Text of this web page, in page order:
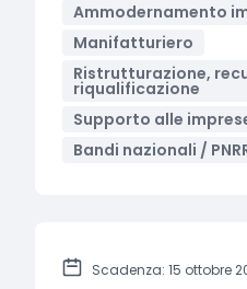
Ammodernamento
Manifatturiero
Ristrutturazione,
riqualificazione
Supporto alle
Bandi nazionali /
Scadenza: 15 ottobre